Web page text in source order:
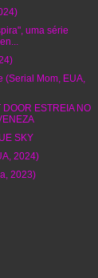
uma série
(Serial Mom, EUA,
ESTREIA NO
SKY
2024)
2023)